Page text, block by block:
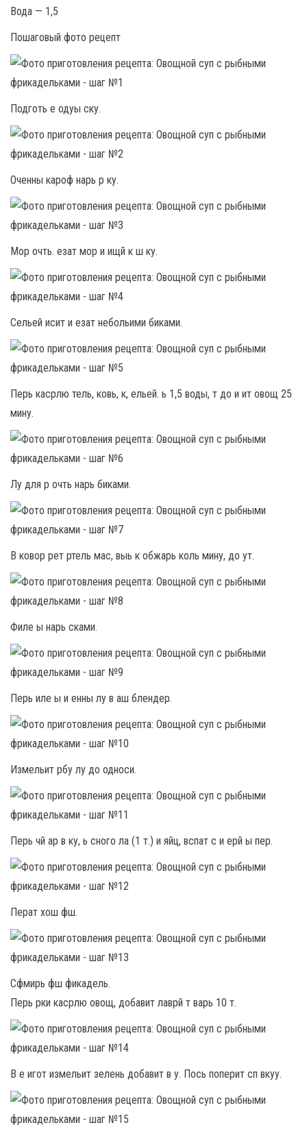
Вода — 1,5
Пошаговый фото рецепт
Подготь е одуы ску.
Оченны кароф нарь р ку.
Мор очть. езат мор и ищй к ш ку.
Сельей исит и езат небольими биками.
Перь касрлю тель, ковь, к, ельей. ь 1,5 воды, т до и ит овощ 25
мину.
Лу для р очть нарь биками.
В ковор рет ртель мас, выь к обжарь коль мину, до ут.
Филе ы нарь сками.
Перь иле ы и енны лу в аш блендер.
Измельит рбу лу до односи.
Перь чй ар в ку, ь сного ла (1 т.) и яйц, вспат с и ерй ы пер.
Перат хош фш.
Сфмирь фш фикадель.
Перь рки касрлю овощ, добавит лаврй т варь 10 т.
В е игот измельит зелень добавит в у. Пось поперит сп вкуу.